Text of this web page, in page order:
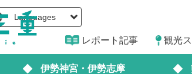
Languages
レポート記事 観光
伊勢神宮・伊勢志摩